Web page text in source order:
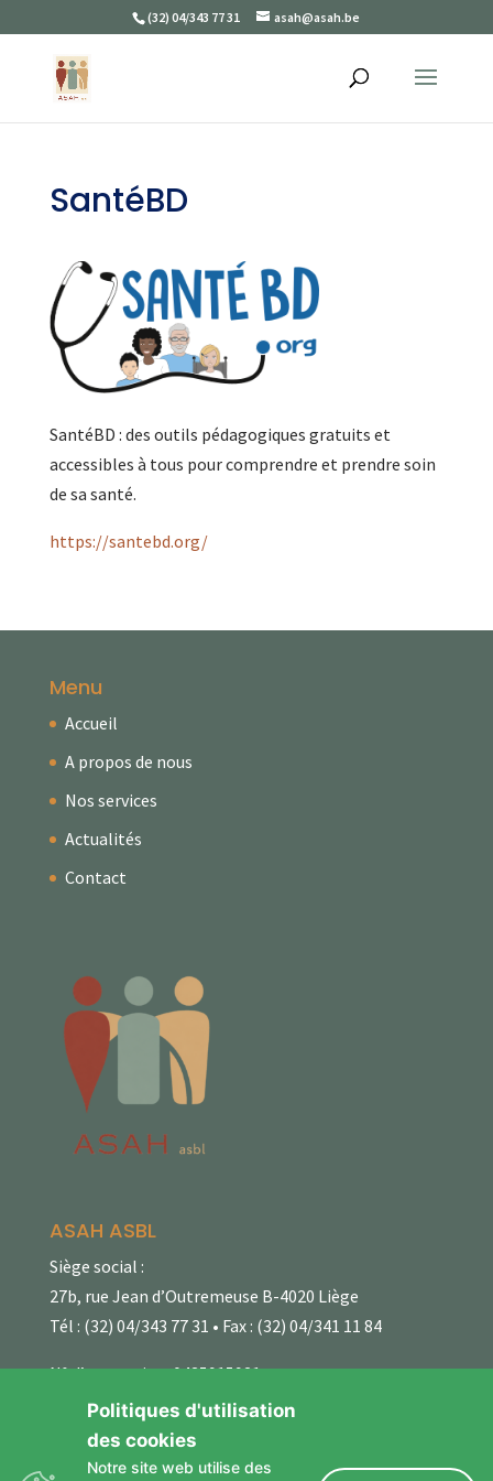
(32) 04/343 77 31 asah@asah.be
SantéBD
SantéBD : des outils pédagogiques gratuits et
accessibles à tous pour comprendre et prendre soin
de sa santé.
https://santebd.org/
Menu
Accueil
A propos de nous
Nos services
Actualités
Contact
ASAH ASBL
Siège social :
27b, rue Jean d’Outremeuse B-4020 Liège
Tél : (32) 04/343 77 31 • Fax : (32) 04/341 11 84
N° d’entreprise : 0435915921
Fortis : 001-2041685-08
Politique de confidentialité
Politiques d'utilisation
des cookies
Notre site web utilise des